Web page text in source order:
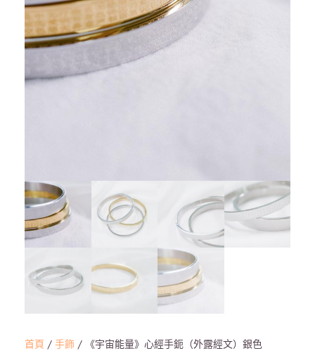
首頁 / 手飾 / 《宇宙能量》心經手鈪（外露經文）銀色